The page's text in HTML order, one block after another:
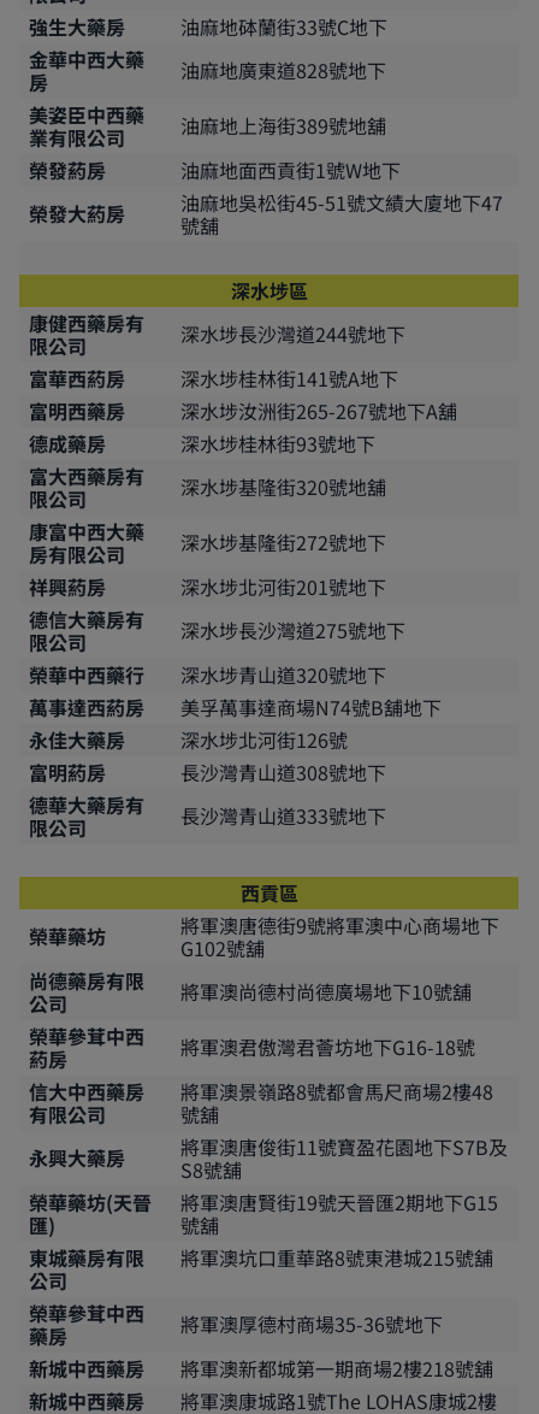
強生大藥房
油麻地砵蘭街33號C地下
金華中西大藥
房
油麻地廣東道828號地下
美姿臣中西藥
業有限公司
油麻地上海街389號地舖
榮發葯房
油麻地面西貢街1號W地下
榮發大葯房
油麻地吳松街45-51號文績大廈地下47
號舖
深水埗區
康健西藥房有
限公司
深水埗長沙灣道244號地下
富華西葯房
深水埗桂林街141號A地下
富明西藥房
深水埗汝洲街265-267號地下A舖
德成藥房
深水埗桂林街93號地下
富大西藥房有
限公司
深水埗基隆街320號地舖
康富中西大藥
房有限公司
深水埗基隆街272號地下
祥興葯房
深水埗北河街201號地下
德信大藥房有
限公司
深水埗長沙灣道275號地下
榮華中西藥行
深水埗青山道320號地下
萬事達西葯房
美孚萬事達商場N74號B舖地下
永佳大藥房
深水埗北河街126號
富明葯房
長沙灣青山道308號地下
德華大藥房有
限公司 長沙灣青山道333號地下
西貢區
榮華藥坊
將軍澳唐德街9號將軍澳中心商場地下
G102號舖
尚德藥房有限
公司
將軍澳尚德村尚德廣場地下10號舖
榮華參茸中西
葯房
將軍澳君傲灣君薈坊地下G16-18號
信大中西藥房
有限公司
將軍澳景嶺路8號都會馬尺商場2樓48
號舖
永興大藥房
將軍澳唐俊街11號寶盈花園地下S7B及
S8號舖
榮華藥坊(天晉
匯)
將軍澳唐賢街19號天晉匯2期地下G15
號舖
東城藥房有限
公司
將軍澳坑口重華路8號東港城215號舖
榮華參茸中西
藥房
將軍澳厚德村商場35-36號地下
新城中西藥房
將軍澳新都城第一期商場2樓218號舖
新城中西藥房
將軍澳康城路1號The LOHAS康城2樓